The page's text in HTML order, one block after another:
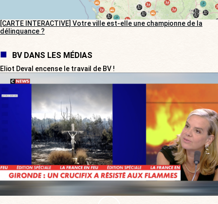
[CARTE INTERACTIVE] Votre ville est-elle une championne de la
délinquance ?
BV DANS LES MÉDIAS
Eliot Deval encense le travail de BV !